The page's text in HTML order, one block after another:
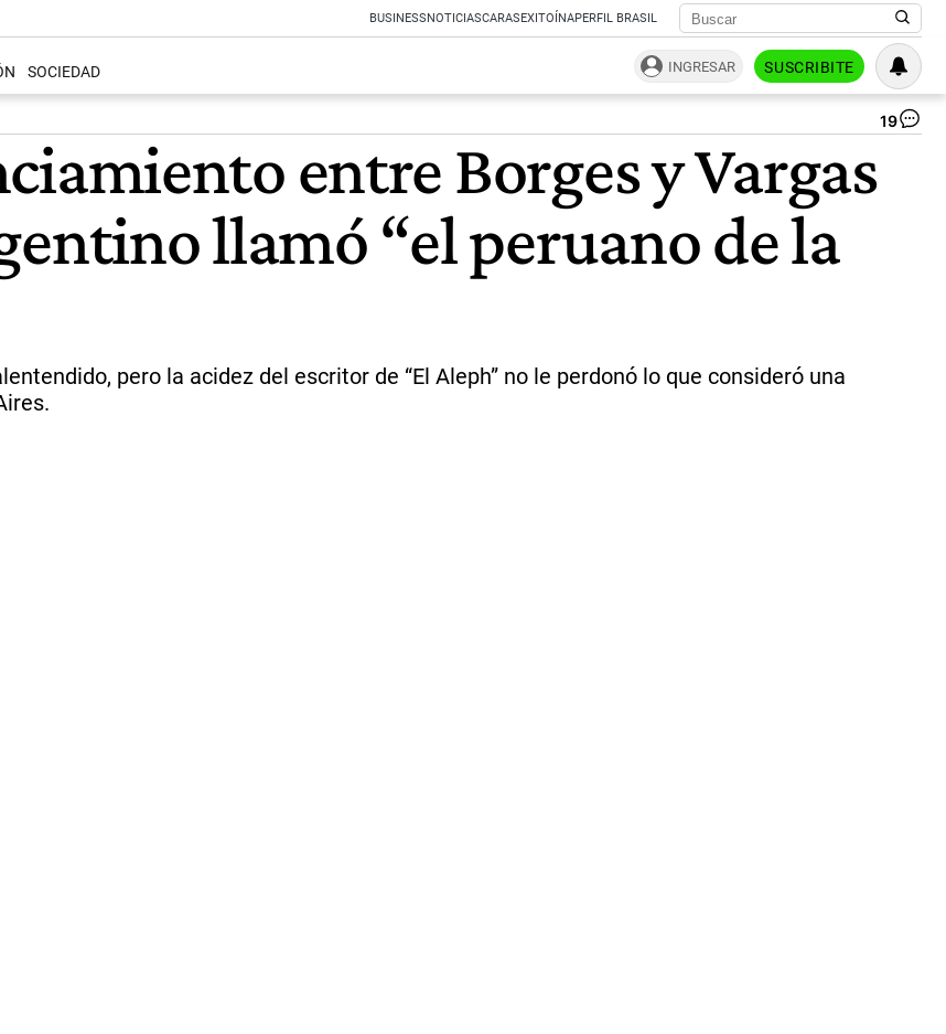
BUSINESSNOTICIASCARASEXITOÍNAPERFIL BRASIL
SOCIEDAD INGRESAR SUSCRIBITE
19
entre Borges y Vargas
llamó “el peruano de la
pero la acidez del escritor de “El Aleph” no le perdonó lo que consideró una